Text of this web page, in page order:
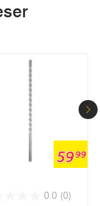
5999
0.0 (0)